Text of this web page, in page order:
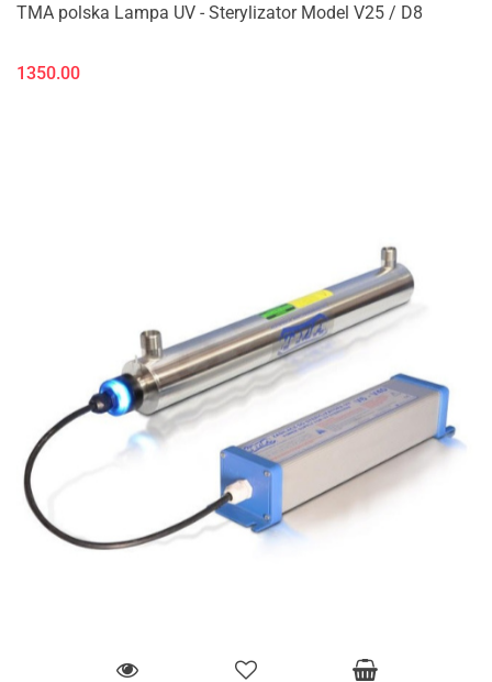
TMA polska Lampa UV - Sterylizator Model V25 / D8
1350.00